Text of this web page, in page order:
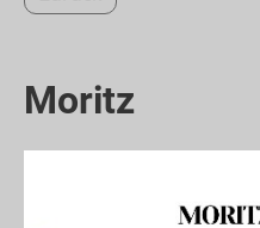
Moritz